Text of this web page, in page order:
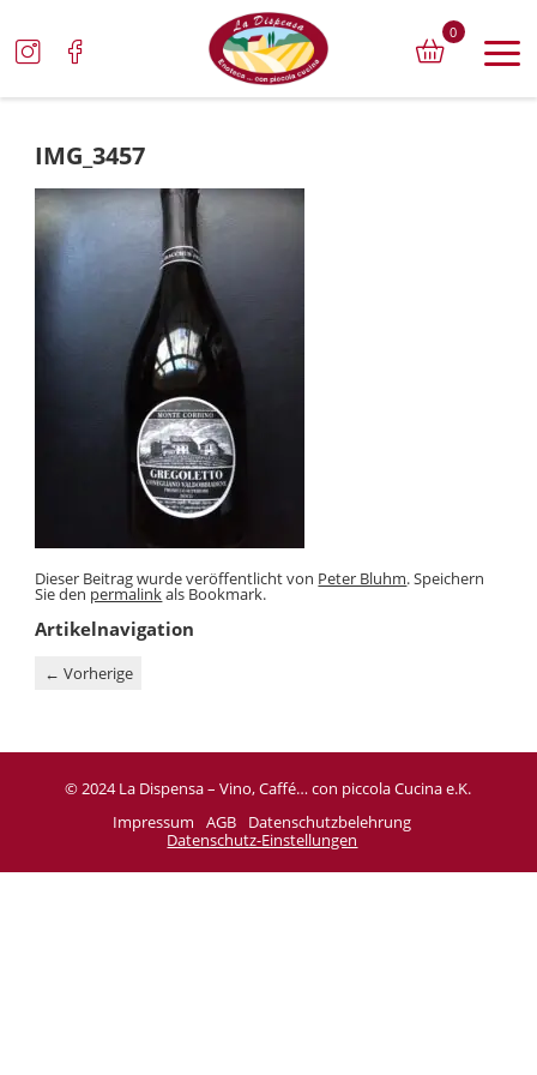
0
IMG_3457
Dieser Beitrag wurde veröffentlicht von Peter Bluhm. Speichern
Sie den permalinkals Bookmark.
Artikelnavigation
← Vorherige
© 2024 La Dispensa – Vino, Caffé… con piccola Cucina e.K.
Impressum
AGB
Datenschutzbelehrung
Datenschutz-Einstellungen